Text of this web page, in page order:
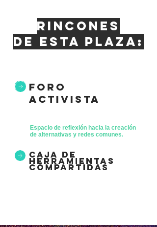
Rincones
de esta plaza:
foro
activista
Espacio de reflexión hacia la creación
de alternativas y redes comunes.
caja de
herramientas
compartidas